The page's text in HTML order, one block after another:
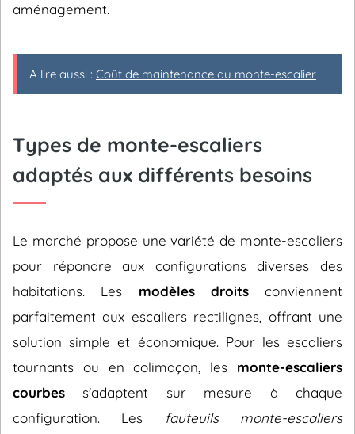
aménagement.
A lire aussi : Coût de maintenance du monte-escalier
Types de monte-escaliers
adaptés aux différents besoins
Le marché propose une variété de monte-escaliers
pour répondre aux configurations diverses des
habitations. Les modèles droitsconviennent
parfaitement aux escaliers rectilignes, offrant une
solution simple et économique. Pour les escaliers
tournants ou en colimaçon, les monte-escaliers
courbes s'adaptent sur mesure à chaque
configuration. Les
fauteuils monte-escaliers